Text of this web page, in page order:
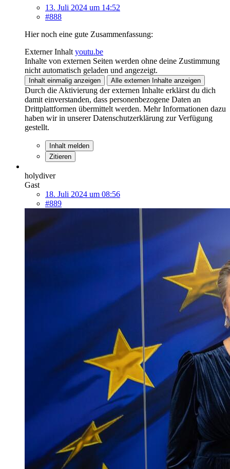
13. Juli 2024 um 14:52
#888
Hier noch eine gute Zusammenfassung:
Externer Inhalt youtu.be
Inhalte von externen Seiten werden ohne deine Zustimmung
nicht automatisch geladen und angezeigt.
Inhalt einmalig anzeigen Alle externen Inhalte anzeigen
Durch die Aktivierung der externen Inhalte erklärst du dich
damit einverstanden, dass personenbezogene Daten an
Drittplattformen übermittelt werden. Mehr Informationen dazu
haben wir in unserer Datenschutzerklärung zur Verfügung
gestellt.
Inhalt melden
Zitieren
holydiver
Gast
18. Juli 2024 um 08:56
#889